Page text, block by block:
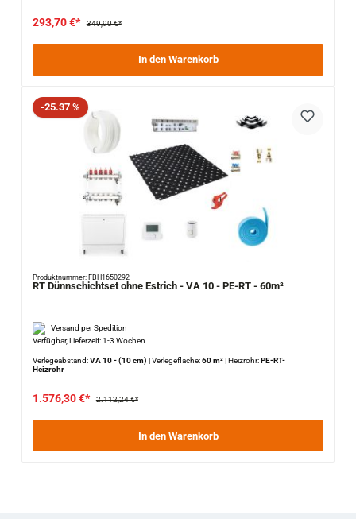
293,70 €* 349,90 €*
In den Warenkorb
Rabatt
-25.37 %
Produktnummer: FBH1650292
RT Dünnschichtset ohne Estrich - VA 10 - PE-RT - 60m²
Versand per Spedition
Verfügbar, Lieferzeit: 1-3 Wochen
Verlegeabstand:
VA 10 - (10 cm) |Verlegefläche:60 m²|Heizrohr:PE-RT-
Heizrohr
1.576,30 €* 2.112,24 €*
In den Warenkorb